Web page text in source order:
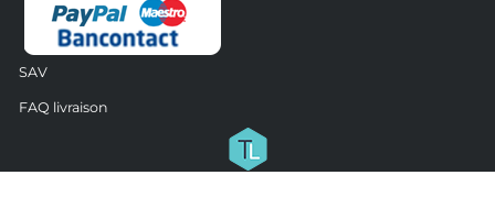
SAV
FAQ livraison